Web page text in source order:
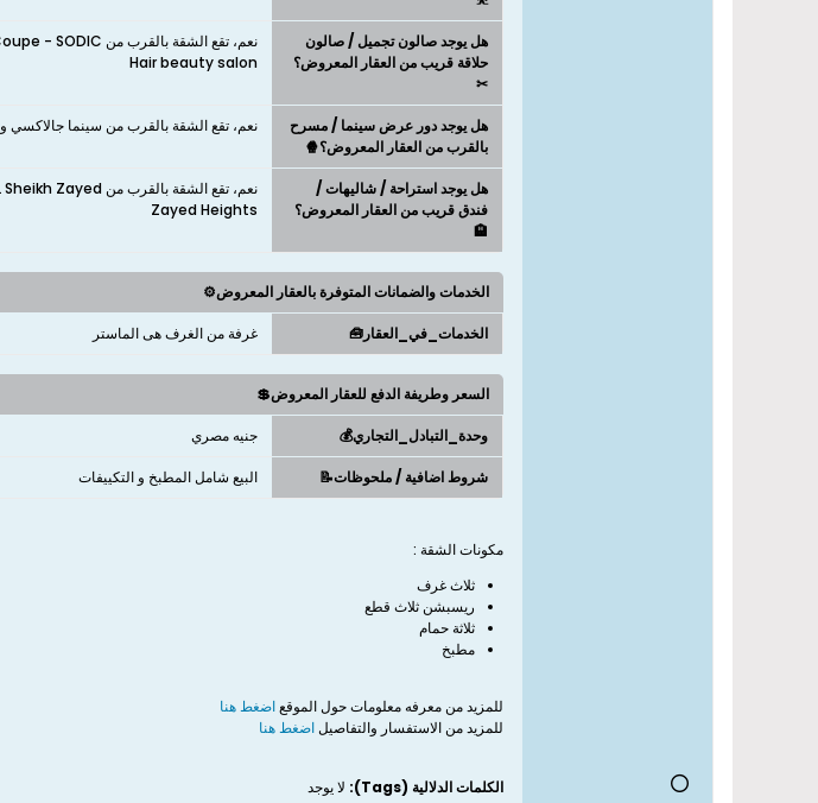
هل يوجد صالون تجميل / صالون
حلاقة قريب من العقار المعروض؟
✂
Hair beauty salon
هل يوجد دور عرض سينما / مسرح
بالقرب من العقار المعروض؟🍿
نعم، تقع الشقة بالقرب من سينما جالاكسي وShooting club 6th October, Kids' Summer Cinema وCima Arkan
هل يوجد استراحة / شاليهات /
فندق قريب من العقار المعروض؟
🏨
Zayed Heights
الخدمات والضمانات المتوفرة بالعقار المعروض⚙️
الخدمات_في_العقار🧰 غرفة من الغرف هى الماستر
السعر وطريفة الدفع للعقار المعروض💲
وحدة_التبادل_التجاري💰 جنيه مصري
شروط اضافية / ملحوظات📝 البيع شامل المطبخ و التكييفات
مكونات الشقة :
ثلاث غرف
ريسبشن ثلاث قطع
ثلاثة حمام
مطبخ
للمزيد من معرفه معلومات حول الموقعاضغط هنا
للمزيد من الاستفسار والتفاصيلاضغط هنا
الكلمات الدلالية (Tags): لا يوجد